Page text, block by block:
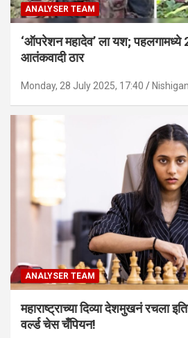
ANALYSER TEAM
‘ऑपरेशन महादेव’ ला यश; पहलगामध्ये
आतंकवादी ठार
Monday, 28 July 2025, 17:40
ANALYSER TEAM
महाराष्ट्राच्या दिव्या देशमुखनं रचला
वर्ल्ड चेस चँपियन!